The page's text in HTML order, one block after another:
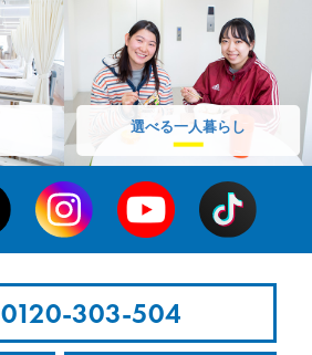
選べる一人暮らし
0120-303-504